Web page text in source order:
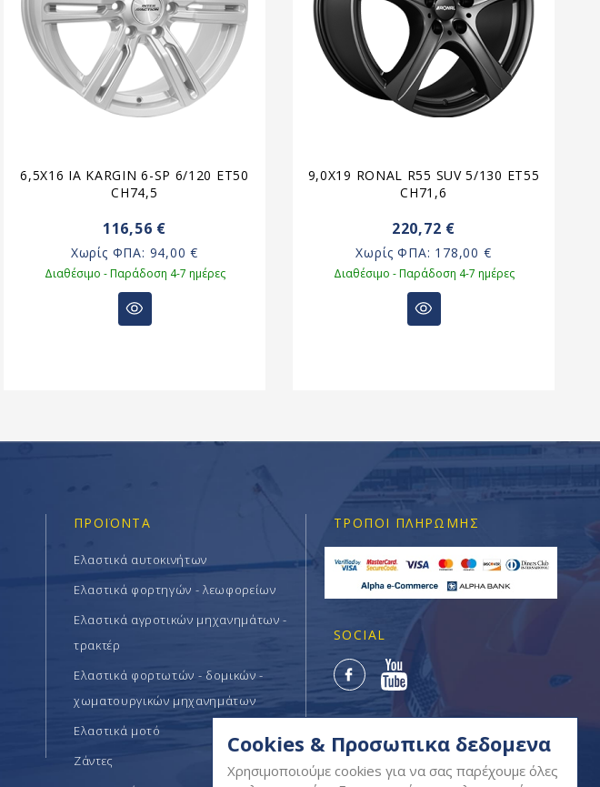
6,5X16 IA KARGIN 6-SP 6/120 ET50
CH74,5
116,56 €
Χωρίς ΦΠΑ: 94,00 €
Διαθέσιμο - Παράδοση 4-7 ημέρες
9,0X19 RONAL R55 SUV 5/130 ET55
CH71,6
220,72 €
Χωρίς ΦΠΑ: 178,00 €
Διαθέσιμο - Παράδοση 4-7 ημέρες
ΠΡΟΪΟΝΤΑ
Ελαστικά αυτοκινήτων
Ελαστικά φορτηγών - λεωφορείων
Ελαστικά αγροτικών μηχανημάτων -
τρακτέρ
Ελαστικά φορτωτών - δομικών -
χωματουργικών μηχανημάτων
Ελαστικά μοτό
Ζάντες
ΤΡΌΠΟΙ ΠΛΗΡΩΜΉΣ
SOCIAL
Cookies & Προσωπικα δεδομενα
Χρησιμοποιούμε cookies για να σας παρέχουμε όλες